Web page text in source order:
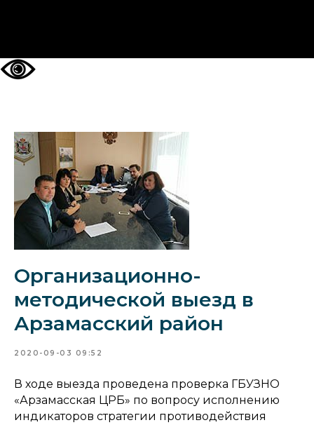
Организационно-
методической выезд в
Арзамасский район
2020-09-03 09:52
В ходе выезда проведена проверка ГБУЗНО
«Арзамасская ЦРБ» по вопросу исполнению
индикаторов стратегии противодействия